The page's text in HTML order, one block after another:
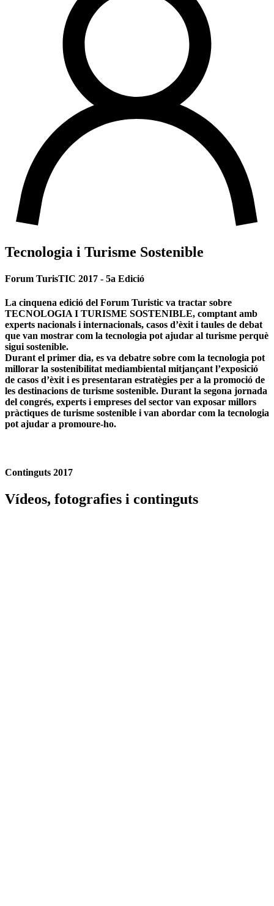
Tecnologia i Turisme Sostenible
Forum TurisTIC 2017 - 5a Edició
La cinquena edició del Forum Turistic va tractar sobre
TECNOLOGIA I TURISME SOSTENIBLE, comptant amb
experts nacionals i internacionals, casos d’èxit i taules de debat
que van mostrar com la tecnologia pot ajudar al turisme perquè
sigui sostenible.
Durant el primer dia, es va debatre sobre com la tecnologia pot
millorar la sostenibilitat mediambiental mitjançant l’exposició
de casos d’èxit i es presentaran estratègies per a la promoció de
les destinacions de turisme sostenible. Durant la segona jornada
del congrés, experts i empreses del sector van exposar millors
pràctiques de turisme sostenible i van abordar com la tecnologia
pot ajudar a promoure-ho.
Continguts 2017
Vídeos, fotografies i continguts